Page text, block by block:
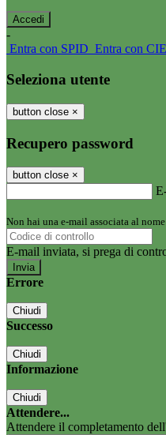
-
Entra con SPID Entra con CIE
Seleziona utente
button close ×
Recupero password
button close ×
Non hai una e-mail associata al
E-mail inviata, si prega di
Errore
Chiudi
Successo
Chiudi
Informazione
Chiudi
Attendere...
Attendere il completamento